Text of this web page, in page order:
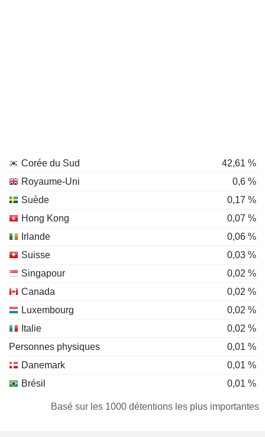
Corée du Sud
42,61 %
Royaume-Uni
0,6 %
Suède
0,17 %
Hong Kong
0,07 %
Irlande
0,06 %
Suisse
0,03 %
Singapour
0,02 %
Canada
0,02 %
Luxembourg
0,02 %
Italie
0,02 %
Personnes physiques
0,01 %
Danemark
0,01 %
Brésil
0,01 %
Finlande
0,01 %
Basé sur les 1000 détentions les plus importantes